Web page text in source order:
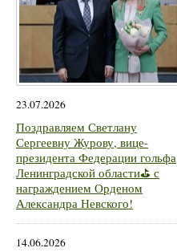
23.07.2026
Поздравляем Светлану
Сергеевну Журову, вице-
президента Федерации гольфа
Ленинградской области⛳ с
награждением Орденом
Александра Невского!
14.06.2026